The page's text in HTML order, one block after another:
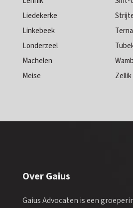
Liedekerke
Linkebeek
Londerzeel
Machelen
Meise
Zellik
Over Gaius
Gaius Advocaten is een